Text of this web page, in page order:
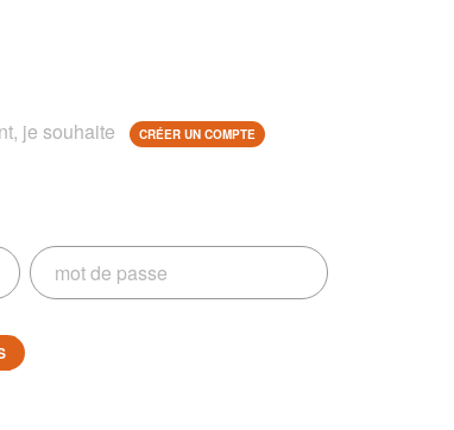
je souhaite CRÉER UN COMPTE